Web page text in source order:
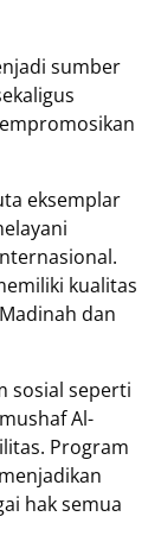
sumber
eksemplar
kualitas
dan
sosial seperti
Al-
Program
hak semua